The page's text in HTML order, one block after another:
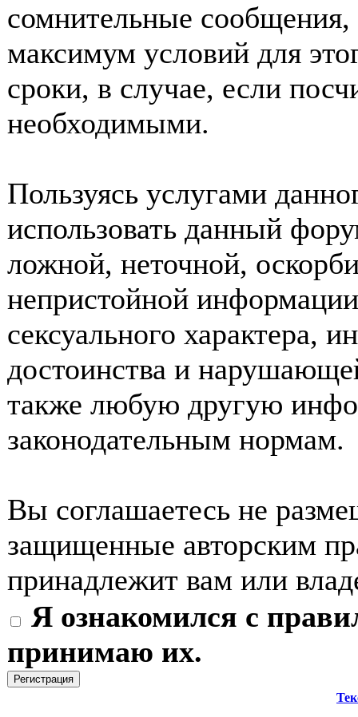
сомнительные
максимум условий для
сроки, в случае, если
необходимыми.
Пользуясь услугами
использовать данный
ложной, неточной,
непристойной
сексуального характера,
достоинства и
также любую другую
законодательным нормам.
Вы соглашаетесь не
защищенные авторским
принадлежит вам или
Я ознакомился с
принимаю их.